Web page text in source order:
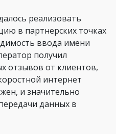
реализовать
в партнерских точках
ввода имени
получил
отзывов от клиентов,
интернет
и значительно
данных в